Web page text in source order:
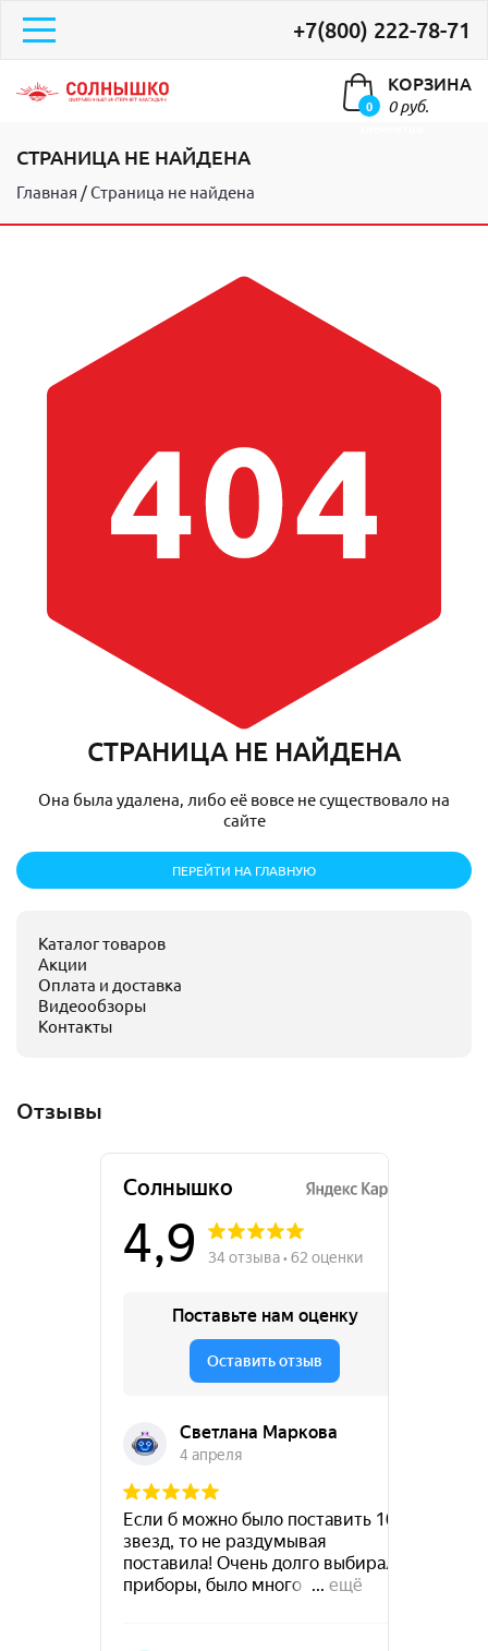
+7(800) 222-78-71
0
КОРЗИНА
0 руб.
СТРАНИЦА НЕ НАЙДЕНА
Главная Страница не найдена
СТРАНИЦА НЕ НАЙДЕНА
Она была удалена, либо её вовсе не существовало на
сайте
ПЕРЕЙТИ НА ГЛАВНУЮ
Каталог товаров
Акции
Оплата и доставка
Видеообзоры
Контакты
Отзывы